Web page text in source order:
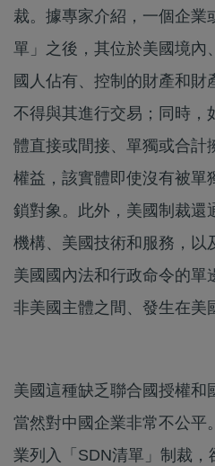
裁。據專家介紹，一個企業
單」之後，其位於美國境內
國人佔有、控制的財產和財
不得與其進行交易；同時，
體直接或間接、單獨或合計
權益，該實體即使沒有被單
鎖對象。此外，美國制裁還
機構、美國技術和服務，以
美國國內法和行政命令的單
非美國主體之間、發生在美
美國這種缺乏聯合國授權和
當然對中國企業非常不公平
業列入「SDN清單」制裁